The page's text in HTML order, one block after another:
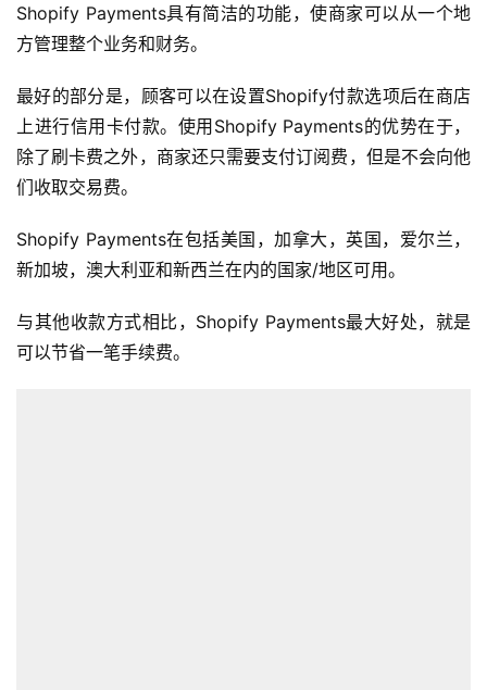
Shopify Payments具有简洁的功能，使商家可以从一个地
方管理整个业务和财务。
最好的部分是，顾客可以在设置Shopify付款选项后在商店
上进行信用卡付款。使用Shopify Payments的优势在于，
除了刷卡费之外，商家还只需要支付订阅费，但是不会向他
们收取交易费。
Shopify Payments在包括美国，加拿大，英国，爱尔兰，
新加坡，澳大利亚和新西兰在内的国家/地区可用。
与其他收款方式相比，Shopify Payments最大好处，就是
可以节省一笔手续费。